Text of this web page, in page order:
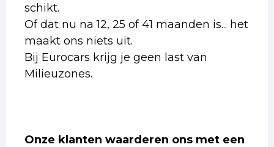
schikt.
Of dat nu na 12, 25 of 41 maanden is... het
maakt ons niets uit.
Bij Eurocars krijg je geen last van
Milieuzones.
Onze klanten waarderen ons met een